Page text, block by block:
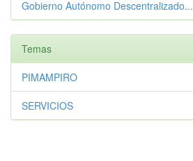
Gobierno Autónomo Descentralizado...
Temas
PIMAMPIRO
SERVICIOS